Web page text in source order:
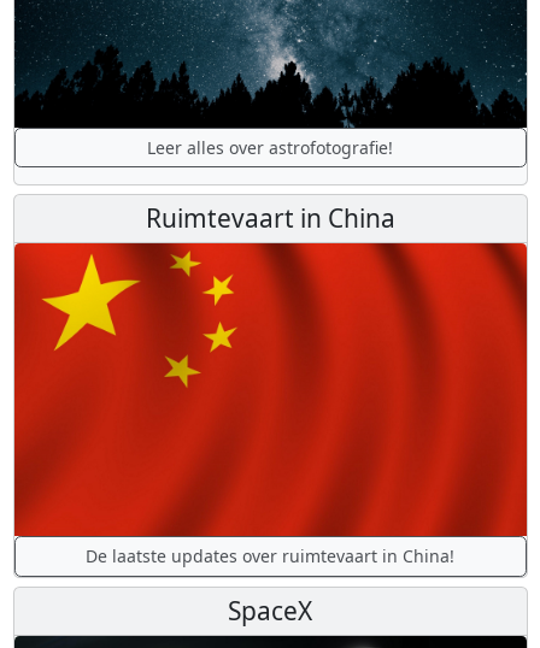
Leer alles over astrofotografie!
Ruimtevaart in China
De laatste updates over ruimtevaart in China!
SpaceX